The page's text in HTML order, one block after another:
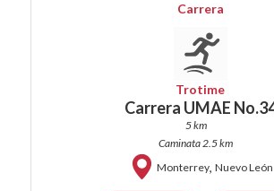
Carrera
Trotime
Carrera UMAE
5 km
Caminata 2.5 km
Monterrey, Nuevo León